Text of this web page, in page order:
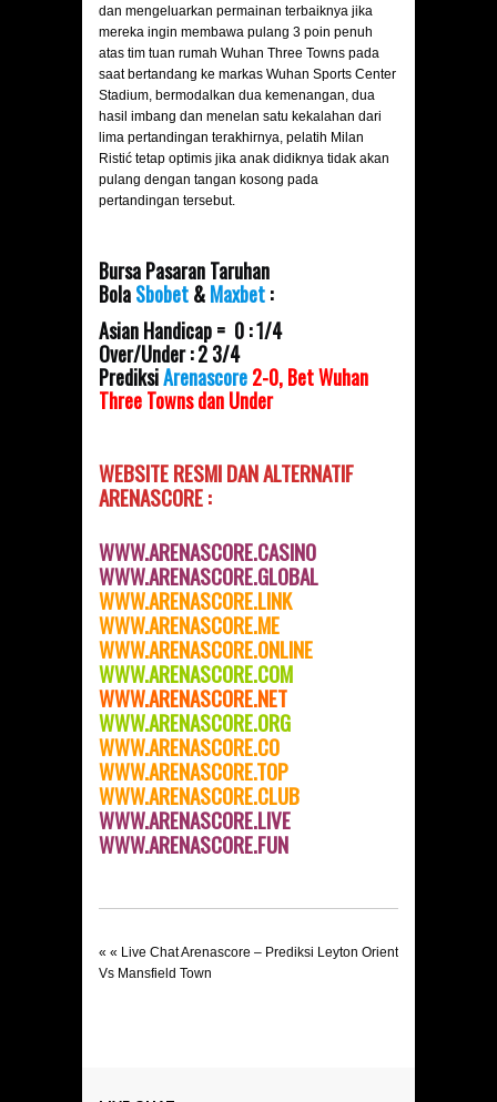
dan mengeluarkan permainan terbaiknya jika
mereka ingin membawa pulang 3 poin penuh
atas tim tuan rumah Wuhan Three Towns pada
saat bertandang ke markas Wuhan Sports Center
Stadium, bermodalkan dua kemenangan, dua
hasil imbang dan menelan satu kekalahan dari
lima pertandingan terakhirnya, pelatih Milan
Ristić tetap optimis jika anak didiknya tidak akan
pulang dengan tangan kosong pada
pertandingan tersebut.
Bursa Pasaran Taruhan
BolaSbobet&Maxbet:
Asian Handicap = 0 : 1/4
Over/Under : 2 3/4
PrediksiArenascore2-0, Bet Wuhan
Three Towns dan Under
WEBSITE RESMI DANALTERNATIF
ARENASCORE :
WWW.ARENASCORE.CASINO
WWW.ARENASCORE.GLOBAL
WWW.ARENASCORE.LINK
WWW.ARENASCORE.ME
WWW.ARENASCORE.ONLINE
WWW.ARENASCORE.COM
WWW.ARENASCORE.NET
WWW.ARENASCORE.ORG
WWW.ARENASCORE.CO
WWW.ARENASCORE.TOP
WWW.ARENASCORE.CLUB
WWW.ARENASCORE.LIVE
WWW.ARENASCORE.FUN
« « Live Chat Arenascore – Prediksi Leyton Orient
Vs Mansfield Town